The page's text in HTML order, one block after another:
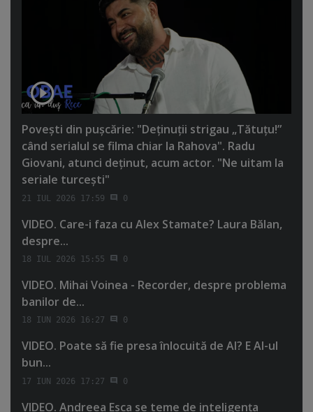
Poveşti din puşcărie: "Deţinuţii strigau „Tătuţu!”
când serialul se filma chiar la Rahova". Radu
Giovani, atunci deţinut, acum actor. "Ne uitam la
seriale turceşti"
21 IUL 2026 17:59 0
VIDEO. Care-i faza cu Alex Stamate? Laura Bălan,
despre...
18 IUL 2026 15:55 0
VIDEO. Mihai Voinea - Recorder, despre problema
banilor de...
18 IUN 2026 16:27 0
VIDEO. Poate să fie presa înlocuită de AI? E AI-ul
bun...
17 IUN 2026 17:27 0
VIDEO. Andreea Esca se teme de inteligenţa